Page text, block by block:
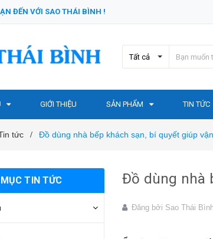
ĐẾN VỚI SAO THÁI BÌNH !
Tất cả
GIỚI THIỆU SẢN PHẨM TIN TỨC
tức / Đồ dùng nhà bếp khách sạn, bí quyết giúp
Đồ dùng nhà
Đăng bởi Sao Thái
TIN TỨC